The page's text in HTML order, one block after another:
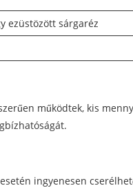
ezüstözött sárgaréz
működtek, kis
ingyenesen